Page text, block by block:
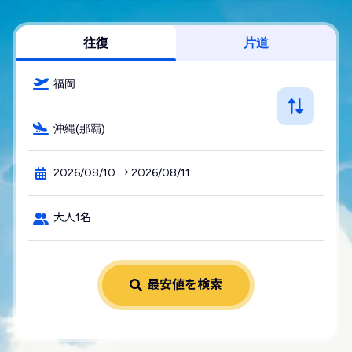
往復 片道
福岡
沖縄(那覇)
2026/08/10 → 2026/08/11
大人1名
最安値を検索